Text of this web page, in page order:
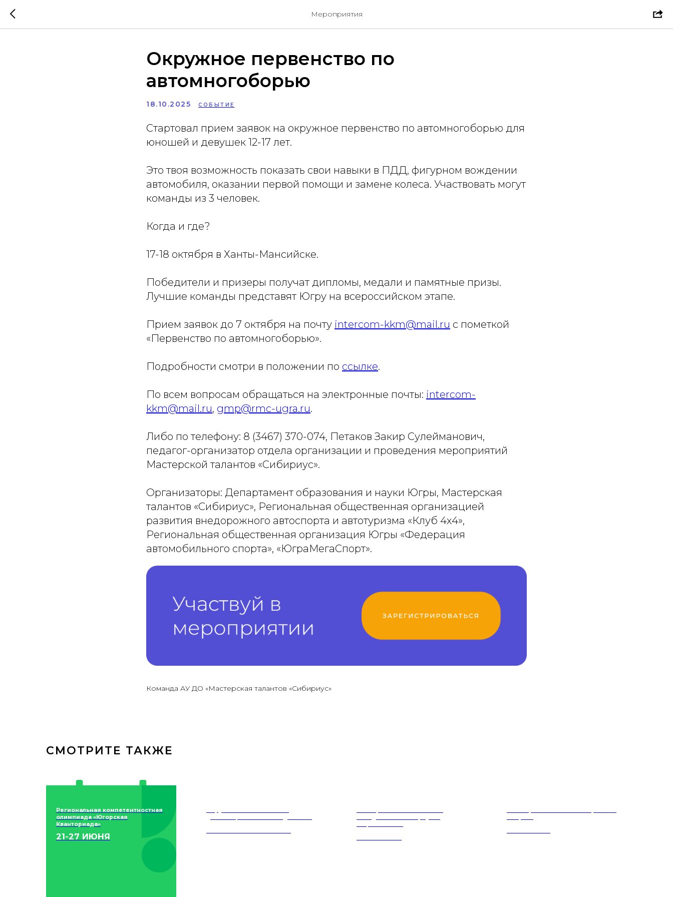
Мероприятия
Окружное первенство по
автомногоборью
18.10.2025 СОБЫТИЕ
Стартовал прием заявок на окружное первенство по автомногоборью для
юношей и девушек 12-17 лет.
Это твоя возможность показать свои навыки в ПДД, фигурном вождении
автомобиля, оказании первой помощи и замене колеса. Участвовать могут
команды из 3 человек.
Когда и где?
17-18 октября в Ханты-Мансийске.
Победители и призеры получат дипломы, медали и памятные призы.
Лучшие команды представят Югру на всероссийском этапе.
Прием заявок до 7 октября на почту intercom-kkm@mail.ru с пометкой
«Первенство по автомногоборью».
Подробности смотри в положении по ссылке.
По всем вопросам обращаться на электронные почты: intercom-
kkm@mail.ru, gmp@rmc-ugra.ru.
Либо по телефону: 8 (3467) 370-074, Петаков Закир Сулейманович,
педагог-организатор отдела организации и проведения мероприятий
Мастерской талантов «Сибириус».
Организаторы: Департамент образования и науки Югры, Мастерская
талантов «Сибириус», Региональная общественная организацией
развития внедорожного автоспорта и автотуризма «Клуб 4х4»,
Региональная общественная организация Югры «Федерация
автомобильного спорта», «ЮграМегаСпорт».
Команда АУ ДО «Мастерская талантов «Сибириус»
СМОТРИТЕ ТАКЖЕ
Региональная компетентностная
олимпиада «Югорская
Кванториада»
21-27 ИЮНЯ